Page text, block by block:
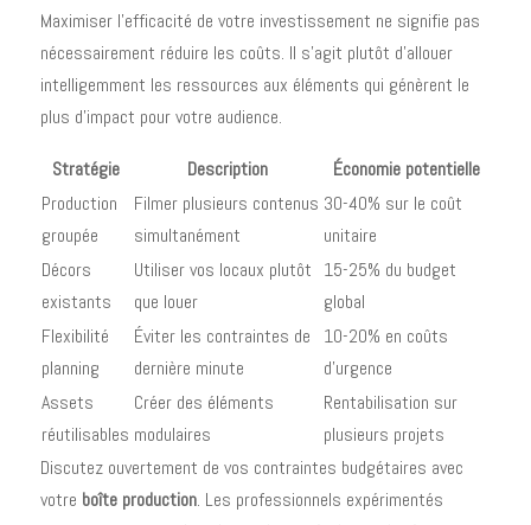
Maximiser l'efficacité de votre investissement ne signifie pas
nécessairement réduire les coûts. Il s'agit plutôt d'allouer
intelligemment les ressources aux éléments qui génèrent le
plus d'impact pour votre audience.
Stratégie Description
Économie potentielle
Production
groupée
Filmer plusieurs contenus
simultanément
30-40% sur le coût
unitaire
Décors
existants
Utiliser vos locaux plutôt
que louer
15-25% du budget
global
Flexibilité
planning
Éviter les contraintes de
dernière minute
10-20% en coûts
d'urgence
Assets
réutilisables
Créer des éléments
modulaires
Rentabilisation sur
plusieurs projets
Discutez ouvertement de vos contraintes budgétaires avec
votre boîte production. Les professionnels expérimentés